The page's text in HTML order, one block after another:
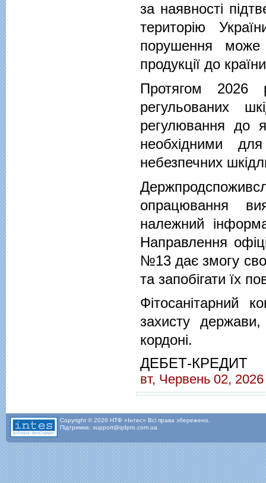
за наявності
територію
порушення
продукції до
Протягом 2026
регульованих
регулювання до
необхідними
небезпечних
опрацювання
належний
Направлення
№13 дає змогу
та запобігати їх
Фітосанітарний
захисту
кордоні.
ДЕБЕТ-КРЕДИТ
вт, Червень 02,
Copyright © 2026 НТФ «Інтес» Всі права збережено.
Підтримка: support@qdpro.com.ua